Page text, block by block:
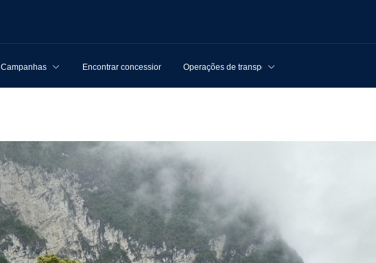
Campanhas Encontrar concessionários Operações de transporte